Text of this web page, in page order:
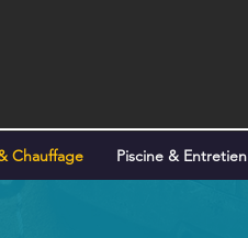
Chauffage Piscine & Entretien